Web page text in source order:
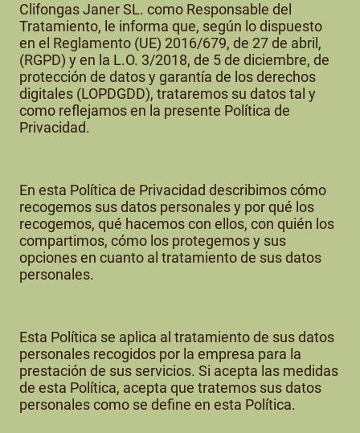
Clifongas Janer SL. como Responsable del
Tratamiento, le informa que, según lo dispuesto
en el Reglamento (UE) 2016/679, de 27 de abril,
(RGPD) y en la L.O. 3/2018, de 5 de diciembre, de
protección de datos y garantía de los derechos
digitales (LOPDGDD), trataremos su datos tal y
como reflejamos en la presente Política de
Privacidad.
En esta Política de Privacidad describimos cómo
recogemos sus datos personales y por qué los
recogemos, qué hacemos con ellos, con quién los
compartimos, cómo los protegemos y sus
opciones en cuanto al tratamiento de sus datos
personales.
Esta Política se aplica al tratamiento de sus datos
personales recogidos por la empresa para la
prestación de sus servicios. Si acepta las medidas
de esta Política, acepta que tratemos sus datos
personales como se define en esta Política.